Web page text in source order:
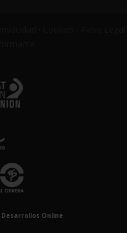
Desarrollos Online